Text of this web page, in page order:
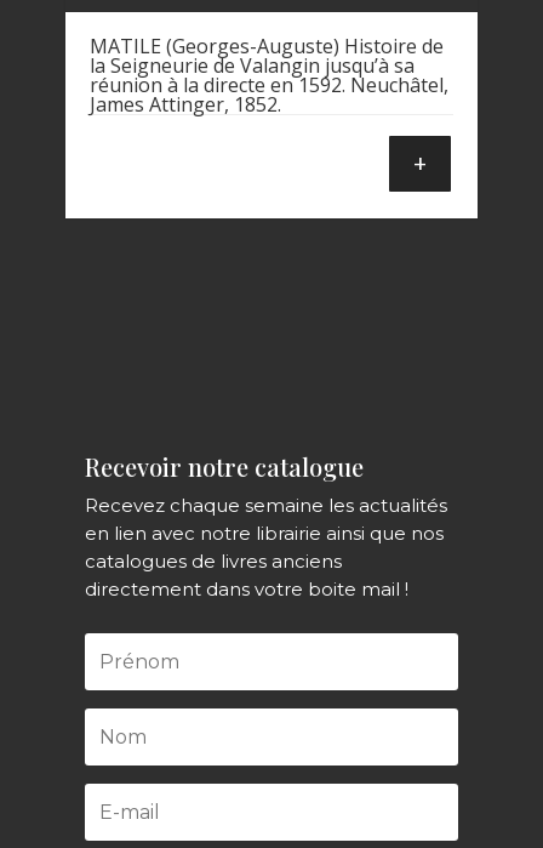
MATILE (Georges-Auguste) Histoire de
la Seigneurie de Valangin jusqu’à sa
réunion à la directe en 1592. Neuchâtel,
James Attinger, 1852.
+
Recevoir notre catalogue
Recevez chaque semaine les actualités
en lien avec notre librairie ainsi que nos
catalogues de livres anciens
directement dans votre boite mail !